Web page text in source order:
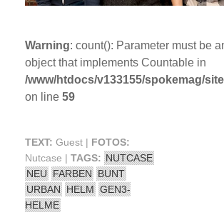
Warning: count(): Parameter must be
object that implements Countable in
/www/htdocs/v133155/spokemag/
on line 59
TEXT: Guest | FOTOS:
Nutcase | TAGS: NUTCASE
NEU FARBEN BUNT
URBAN HELM GEN3-
HELME